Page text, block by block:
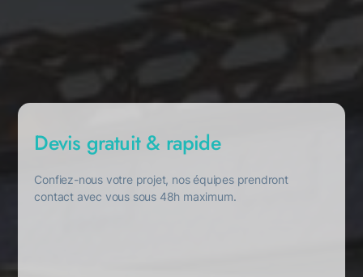
Devis gratuit & rapide
Confiez-nous votre projet, nos équipes prendront
contact avec vous sous 48h maximum.